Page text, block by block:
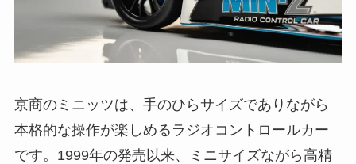
京商のミニッツは、手のひらサイズでありながら
本格的な操作が楽しめるラジオコントロールカー
です。1999年の発売以来、ミニサイズながら高精